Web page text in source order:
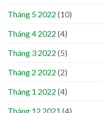
Tháng 5 2022 (10)
Tháng 4 2022 (4)
Tháng 3 2022 (5)
Tháng 2 2022 (2)
Tháng 1 2022 (4)
Tháng 12 2021 (4)